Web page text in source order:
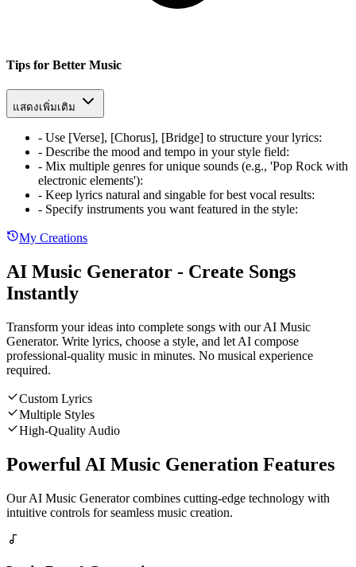
Tips for Better Music
แสดงเพิ่มเติม
- Use [Verse], [Chorus], [Bridge] to structure your lyrics:
- Describe the mood and tempo in your style field:
- Mix multiple genres for unique sounds (e.g., 'Pop Rock with
electronic elements'):
- Keep lyrics natural and singable for best vocal results:
- Specify instruments you want featured in the style:
My Creations
AI Music Generator - Create Songs
Instantly
Transform your ideas into complete songs with our AI Music
Generator. Write lyrics, choose a style, and let AI compose
professional-quality music in minutes. No musical experience
required.
Custom Lyrics
Multiple Styles
High-Quality Audio
Powerful AI Music Generation Features
Our AI Music Generator combines cutting-edge technology with
intuitive controls for seamless music creation.